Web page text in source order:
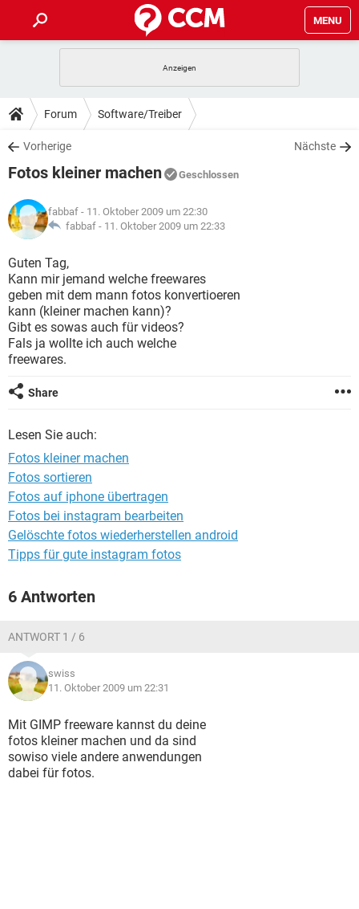
MENU
ANDROID IOS
WINDOWS 10
WHATSAPP TIKTOK
FACEBOOK
TIPPS & TRICKS
SPIELE
WHATSAPP TIKTOK
FACEBOOK
DOWNLOADS
SPIELE STREAMING
ANDROID
WINDOWS 10 INSTAGRAM
WHATSAPP
FACEBOOK HARDWARE
SPIELE STREAMING
ANDROID
WINDOWS 10
WHATSAPP TIKTOK
FACEBOOK
LEXIKON
SPIELE
ANDROID IOS
WINDOWS 10
WHATSAPP
FACEBOOK
Forum Software/Treiber
Vorherige Nächste
Fotos kleiner machen Geschlossen
fabbaf - 11. Oktober 2009 um 22:30
fabbaf - 11. Oktober 2009 um 22:33
Guten Tag,
Kann mir jemand welche freewares
geben mit dem mann fotos konvertioeren
kann (kleiner machen kann)?
Gibt es sowas auch für videos?
Fals ja wollte ich auch welche
freewares.
Share
Lesen Sie auch:
Fotos kleiner machen
Fotos sortieren
Fotos auf iphone übertragen
Fotos bei instagram bearbeiten
Gelöschte fotos wiederherstellen android
Tipps für gute instagram fotos
6 Antworten
ANTWORT 1 / 6
swiss
11. Oktober 2009 um 22:31
Mit GIMP freeware kannst du deine
fotos kleiner machen und da sind
sowiso viele andere anwendungen
dabei für fotos.